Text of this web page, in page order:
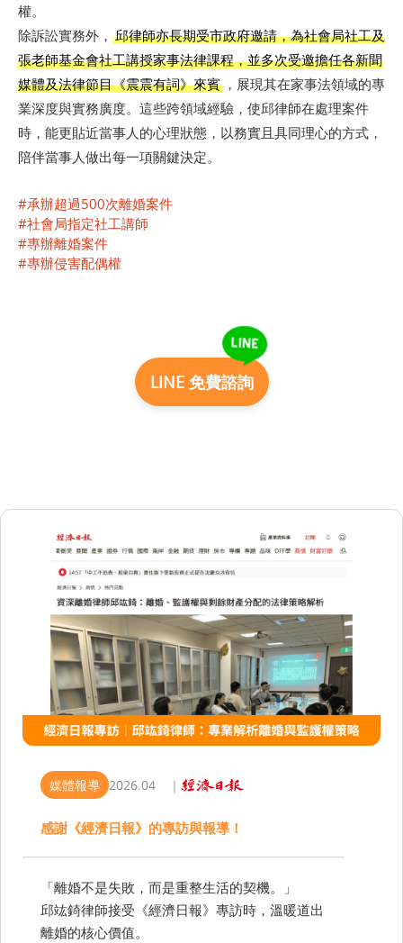
權。
除訴訟實務外， 邱律師亦長期受市政府邀請，為社會局社工及
張老師基金會社工講授家事法律課程，並多次受邀擔任各新聞
媒體及法律節目《震震有詞》來賓 ，展現其在家事法領域的專
業深度與實務廣度。這些跨領域經驗，使邱律師在處理案件
時，能更貼近當事人的心理狀態，以務實且具同理心的方式，
陪伴當事人做出每一項關鍵決定。
#承辦超過500次離婚案件
#社會局指定社工講師
#專辦離婚案件
#專辦侵害配偶權
LINE 免費諮詢
媒體報導 2026.04 ｜
感謝《經濟日報》的專訪與報導！
「離婚不是失敗，而是重整生活的契機。」
邱竑錡律師接受《經濟日報》專訪時，溫暖道出
離婚的核心價值。